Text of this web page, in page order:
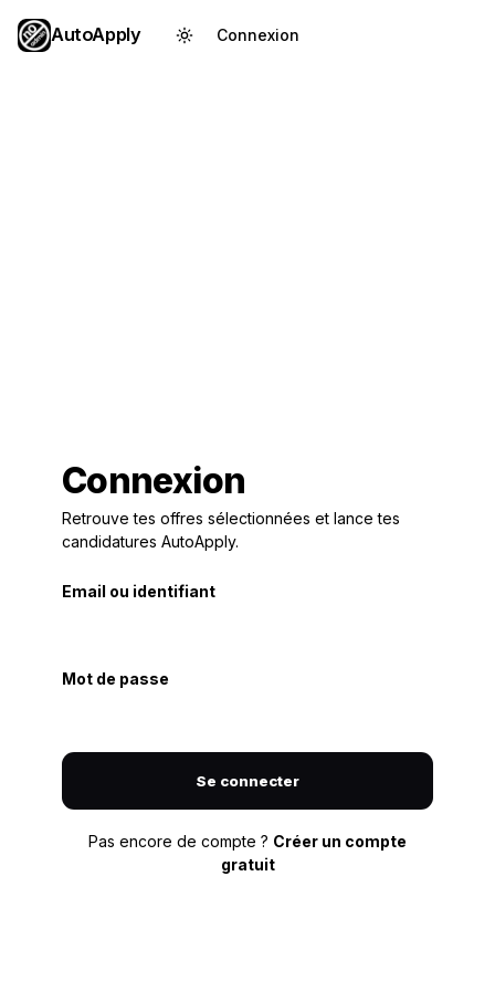
AutoApply Connexion
Connexion
Retrouve tes offres sélectionnées et lance tes
candidatures AutoApply.
Email ou identifiant
Mot de passe
Se connecter
Pas encore de compte ? Créer un compte
gratuit